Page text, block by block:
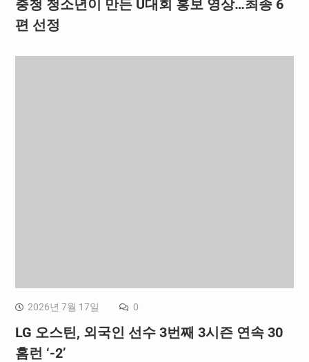
충청 청소년이 만든 U대회 홍보 영상…최종 6
편 선정
2026년 7월 17일 0
LG 오스틴, 외국인 선수 3번째 3시즌 연속 30
홈런 ‘-2’